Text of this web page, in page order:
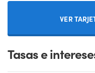
VER
Tasas e